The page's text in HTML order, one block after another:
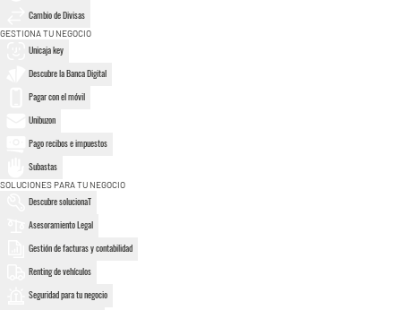
Cambio de Divisas
GESTIONA TU NEGOCIO
Unicaja key
Descubre la Banca Digital
Pagar con el móvil
Unibuzon
Pago recibos e impuestos
Subastas
SOLUCIONES PARA TU NEGOCIO
Descubre solucionaT
Asesoramiento Legal
Gestión de facturas y contabilidad
Renting de vehículos
Seguridad para tu negocio